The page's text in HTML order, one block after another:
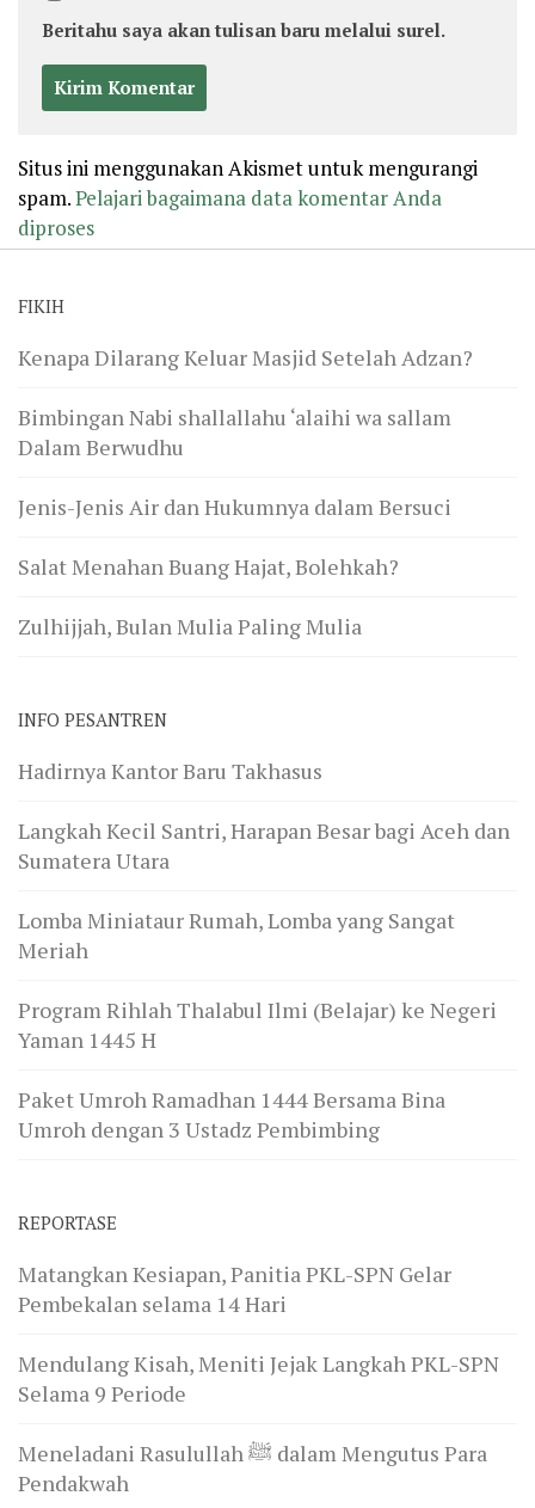
Beritahu saya akan tulisan baru melalui surel.
Situs ini menggunakan Akismet untuk mengurangi
spam.Pelajari bagaimana data komentar Anda
diproses
FIKIH
Kenapa Dilarang Keluar Masjid Setelah Adzan?
Bimbingan Nabi shallallahu ‘alaihi wa sallam
Dalam Berwudhu
Jenis-Jenis Air dan Hukumnya dalam Bersuci
Salat Menahan Buang Hajat, Bolehkah?
Zulhijjah, Bulan Mulia Paling Mulia
INFO PESANTREN
Hadirnya Kantor Baru Takhasus
Langkah Kecil Santri, Harapan Besar bagi Aceh dan
Sumatera Utara
Lomba Miniataur Rumah, Lomba yang Sangat
Meriah
Program Rihlah Thalabul Ilmi (Belajar) ke Negeri
Yaman 1445 H
Paket Umroh Ramadhan 1444 Bersama Bina
Umroh dengan 3 Ustadz Pembimbing
REPORTASE
Matangkan Kesiapan, Panitia PKL-SPN Gelar
Pembekalan selama 14 Hari
Mendulang Kisah, Meniti Jejak Langkah PKL-SPN
Selama 9 Periode
Meneladani Rasulullah ﷺ dalam Mengutus Para
Pendakwah